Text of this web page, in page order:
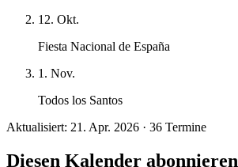
12. Okt.
Fiesta Nacional de España
1. Nov.
Todos los Santos
Aktualisiert: 21. Apr. 2026 · 36 Termine
Diesen Kalender abonnieren